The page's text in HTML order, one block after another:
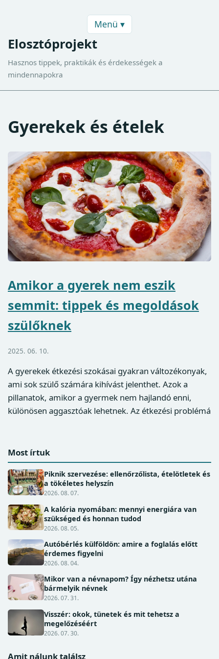
Menü ▾
Elosztóprojekt
Hasznos tippek, praktikák és érdekességek a
mindennapokra
Gyerekek és ételek
Amikor a gyerek nem eszik
semmit: tippek és megoldások
szülőknek
2025. 06. 10.
A gyerekek étkezési szokásai gyakran változékonyak,
ami sok szülő számára kihívást jelenthet. Azok a
pillanatok, amikor a gyermek nem hajlandó enni,
különösen aggasztóak lehetnek. Az étkezési problémá
Most írtuk
Piknik szervezése: ellenőrzőlista, ételötletek és
a tökéletes helyszín
2026. 08. 07.
A kalória nyomában: mennyi energiára van
szükséged és honnan tudod
2026. 08. 05.
Autóbérlés külföldön: amire a foglalás előtt
érdemes figyelni
2026. 08. 04.
Mikor van a névnapom? Így nézhetsz utána
bármelyik névnek
2026. 07. 31.
Visszér: okok, tünetek és mit tehetsz a
megelőzéséért
2026. 07. 30.
Amit nálunk találsz